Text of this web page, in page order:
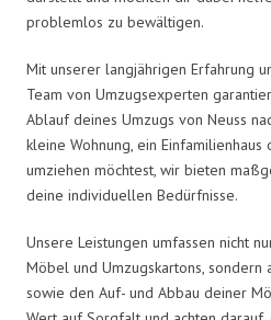
problemlos zu bewältigen.
Mit unserer langjährigen Erfahrung
Team von Umzugsexperten
Ablauf deines Umzugs von Neuss
kleine Wohnung, ein
umziehen möchtest, wir bieten
deine individuellen Bedürfnisse.
Unsere Leistungen umfassen nicht
Möbel und Umzugskartons, sondern
sowie den Auf- und Abbau deiner